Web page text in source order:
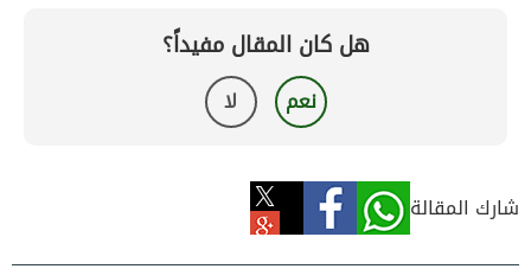
هل كان المقال مفيداً؟
نعم لا
شارك المقالة